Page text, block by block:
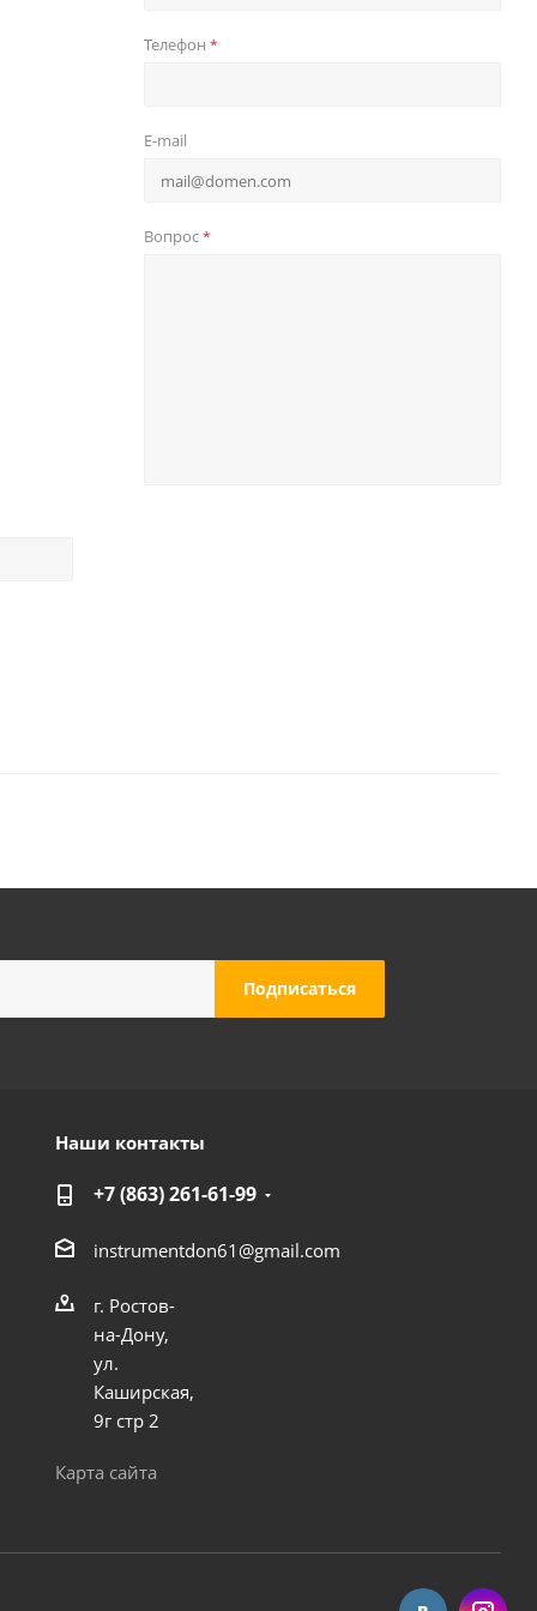
Телефон *
E-mail
Вопрос*
Наши контакты
+7 (863) 261-61-99
instrumentdon61@gmail.com
г. Ростов-
на-Дону,
ул.
Каширская,
9г стр 2
Карта сайта